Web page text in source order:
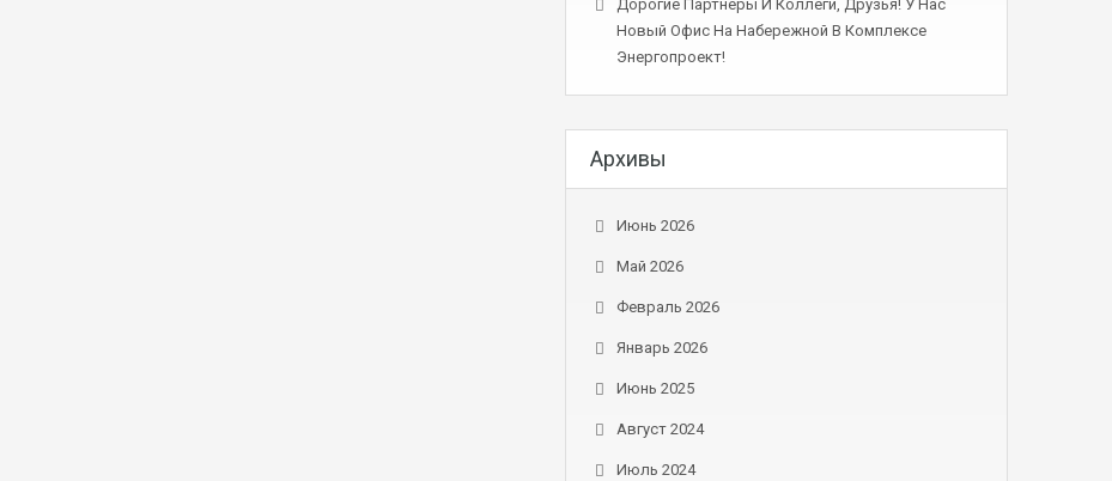
Дорогие Партнеры И Коллеги, Друзья! У Нас
Новый Офис На Набережной В Комплексе
Энергопроект!
Архивы
Июнь 2026
Май 2026
Февраль 2026
Январь 2026
Июнь 2025
Август 2024
Июль 2024